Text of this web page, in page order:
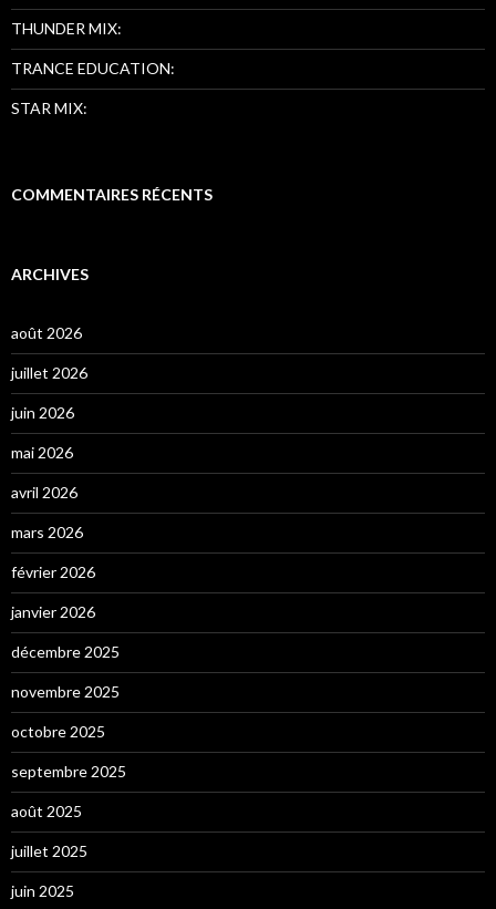
THUNDER MIX:
TRANCE EDUCATION:
STAR MIX:
COMMENTAIRES RÉCENTS
ARCHIVES
août 2026
juillet 2026
juin 2026
mai 2026
avril 2026
mars 2026
février 2026
janvier 2026
décembre 2025
novembre 2025
octobre 2025
septembre 2025
août 2025
juillet 2025
juin 2025